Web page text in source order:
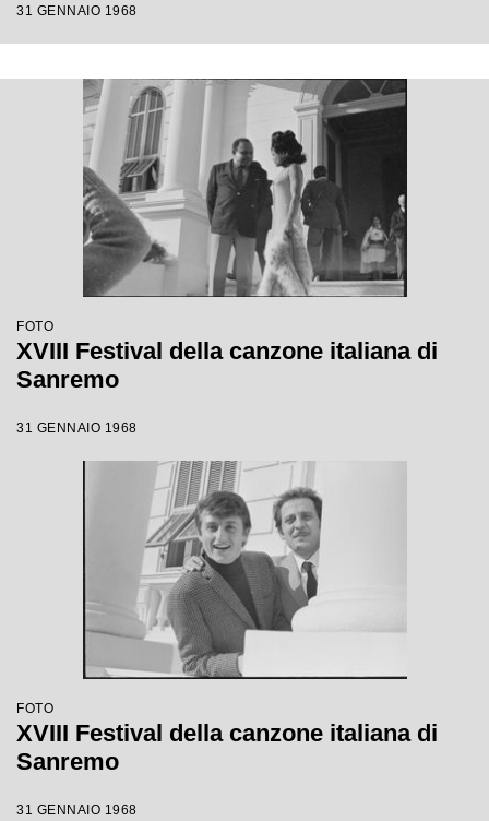
31 GENNAIO 1968
FOTO
XVIII Festival della canzone italiana di
Sanremo
31 GENNAIO 1968
FOTO
XVIII Festival della canzone italiana di
Sanremo
31 GENNAIO 1968